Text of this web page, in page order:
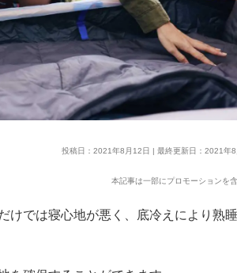
投稿日：2021年8月12日 | 最終更新日：2021年8
本記事は一部にプロモーションを
けでは寝心地が悪く、底冷えにより熟